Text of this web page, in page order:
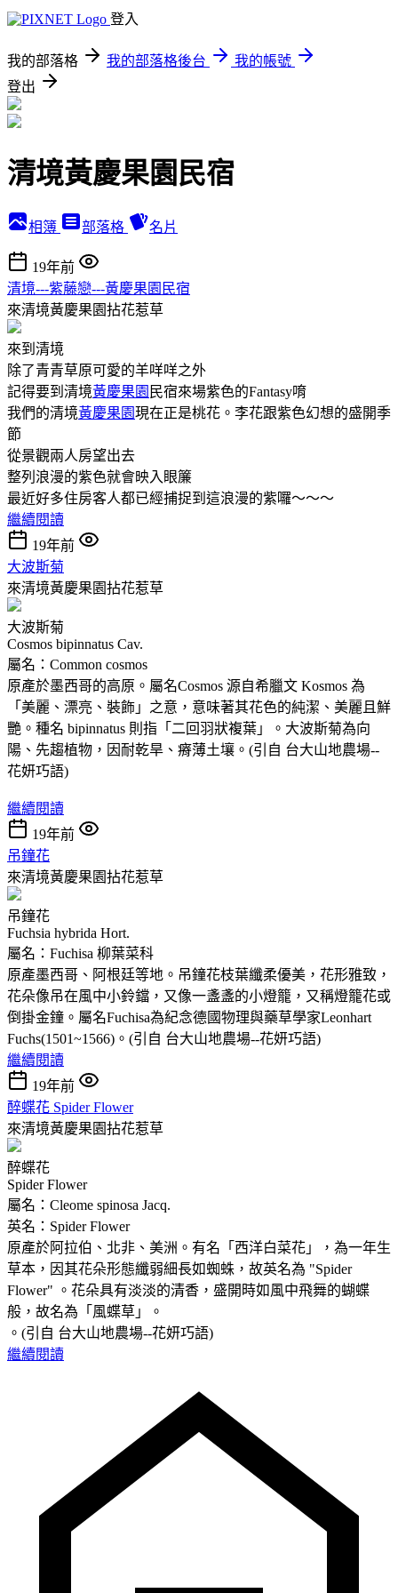
登入
我的部落格 我的部落格後台
我的帳號
登出
清境黃慶果園民宿
相簿 部落格 名片
19年前
清境---紫藤戀---黃慶果園民宿
來清境黃慶果園拈花惹草
來到清境
除了青青草原可愛的羊咩咩之外
記得要到清境黃慶果園 民宿來場紫色的Fantasy唷
我們的清境黃慶果園現在正是桃花。李花跟紫色幻想的盛開季
節
從景觀兩人房望出去
整列浪漫的紫色就會映入眼簾
最近好多住房客人都已經捕捉到這浪漫的紫囉～～～
繼續閱讀
19年前
大波斯菊
來清境黃慶果園拈花惹草
大波斯菊
Cosmos bipinnatus Cav.
屬名：Common cosmos
原產於墨西哥的高原。屬名Cosmos 源自希臘文 Kosmos 為
「美麗、漂亮、裝飾」之意，意味著其花色的純潔、美麗且鮮
艷。種名 bipinnatus 則指「二回羽狀複葉」。大波斯菊為向
陽、先趨植物，因耐乾旱、瘠薄土壤。(引自 台大山地農場--
花妍巧語)
繼續閱讀
19年前
吊鐘花
來清境黃慶果園拈花惹草
吊鐘花
Fuchsia hybrida Hort.
屬名：Fuchisa 柳葉菜科
原產墨西哥、阿根廷等地。吊鐘花枝葉纖柔優美，花形雅致，
花朵像吊在風中小鈴鐺，又像一盞盞的小燈籠，又稱燈籠花或
倒掛金鐘。屬名Fuchisa為紀念德國物理與藥草學家Leonhart
Fuchs(1501~1566)。(引自 台大山地農場--花妍巧語)
繼續閱讀
19年前
醉蝶花 Spider Flower
來清境黃慶果園拈花惹草
醉蝶花
Spider Flower
屬名：Cleome spinosa Jacq.
英名：Spider Flower
原產於阿拉伯、北非、美洲。有名「西洋白菜花」，為一年生
草本，因其花朵形態纖弱細長如蜘蛛，故英名為 "Spider
Flower" 。花朵具有淡淡的清香，盛開時如風中飛舞的蝴蝶
般，故名為「風蝶草」。
。(引自 台大山地農場--花妍巧語)
繼續閱讀